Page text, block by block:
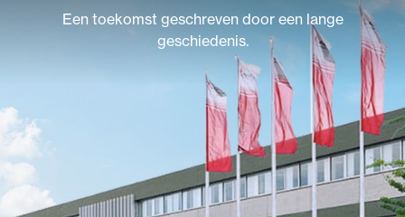
Een toekomst geschreven door een lange
geschiedenis.